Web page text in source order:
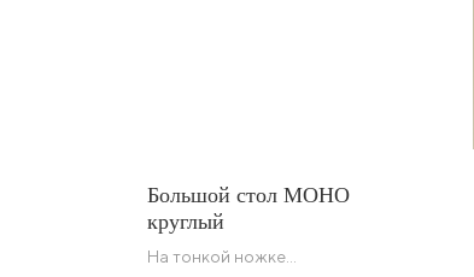
Большой стол МОНО
круглый
На тонкой ножке